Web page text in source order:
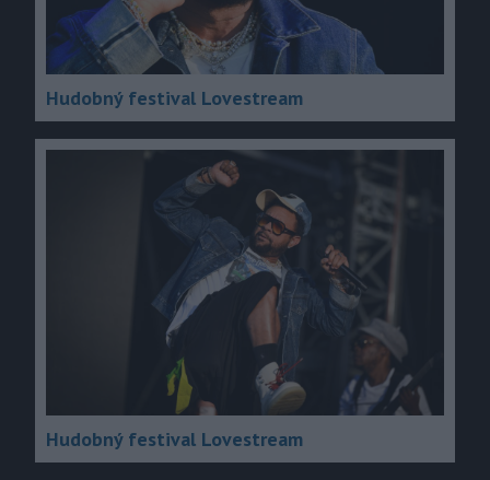
Hudobný festival Lovestream
Hudobný festival Lovestream